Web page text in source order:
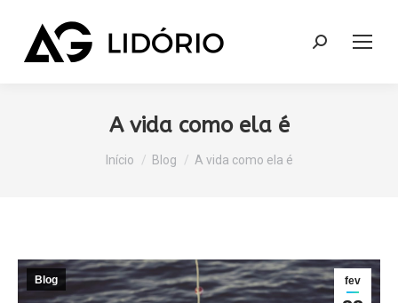
Search:
A vida como ela é
Você está aqui:
Início Blog A vida como ela é
fev
Blog